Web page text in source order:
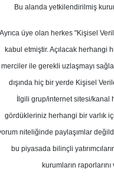
2026
Salı,
Bu alanda yetkilendirilmiş
Ayrıca üye olan herkes "Kişisel
kabul etmiştir. Açılacak herhangi
merciler ile gerekli uzlaşmayı
dışında hiç bir yerde Kişisel
İlgili grup/internet sitesi/kanal
gördükleriniz herhangi bir varlık
niteliğinde paylaşımlar
bu piyasada bilinçli
kurumların